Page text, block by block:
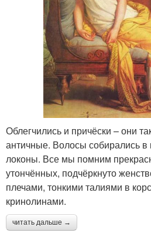
Облегчились и причёски – они
античные. Волосы собирались в
локоны. Все мы помним
утончённых, подчёркнуто
плечами, тонкими талиями в
кринолинами.
читать дальше →